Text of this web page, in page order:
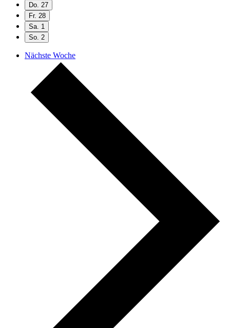
Do. 27
Fr. 28
Sa. 1
So. 2
Nächste Woche